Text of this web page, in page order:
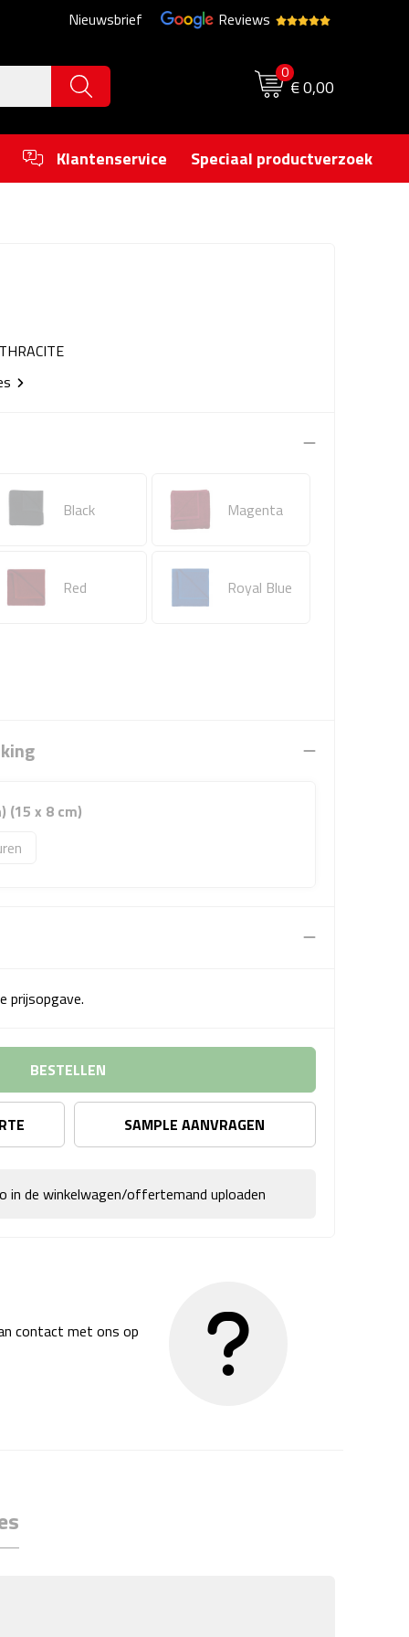
Nieuwsbrief Reviews
0
€ 0,00
Klantenservice Speciaal productverzoek
Black Magenta
Red Royal Blue
(15 x 8 cm)
prijsopgave.
BESTELLEN
SAMPLE AANVRAGEN
in de winkelwagen/offertemand uploaden
contact met ons op